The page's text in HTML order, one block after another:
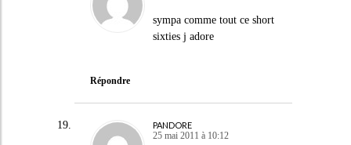
sympa comme tout ce short
sixties j adore
Répondre
PANDORE
25 mai 2011 à 10:12